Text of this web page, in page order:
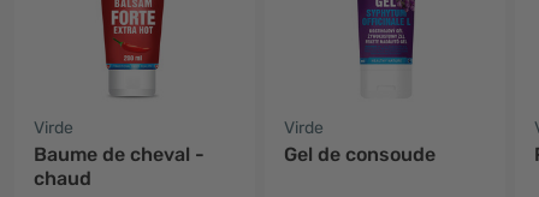
Virde
Baume de cheval -
chaud
Virde
Gel de consoude